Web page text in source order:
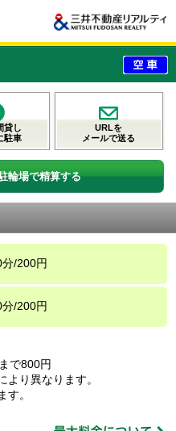
貸し
駐車
URLを
メールで送る
輪場で精算する
/200円
/200円
で800円
り異なります。
。